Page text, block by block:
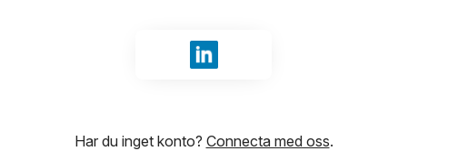
Logga in med LinkedIn
Har du inget konto? Connecta med oss.